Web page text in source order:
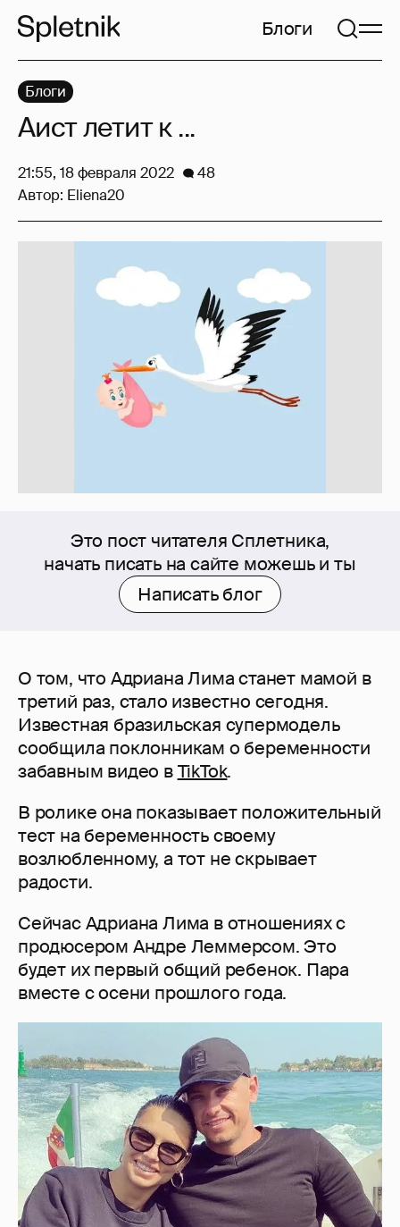
Блоги
Это пост читателя Сплетника,
начать писать на сайте можешь и ты
Написать блог
О том, что Адриана Лима станет мамой в
третий раз, стало известно сегодня.
Известная бразильская супермодель
сообщила поклонникам о беременности
забавным видео вTikTok.
В ролике она показывает положительный
тест на беременность своему
возлюбленному, а тот не скрывает
радости.
Сейчас Адриана Лима в отношениях с
продюсером Андре Леммерсом. Это
будет их первый общий ребенок. Пара
вместе с осени прошлого года.
Блоги
Аист летит к ...
21:55, 18 февраля 2022
48
Автор: Eliena20